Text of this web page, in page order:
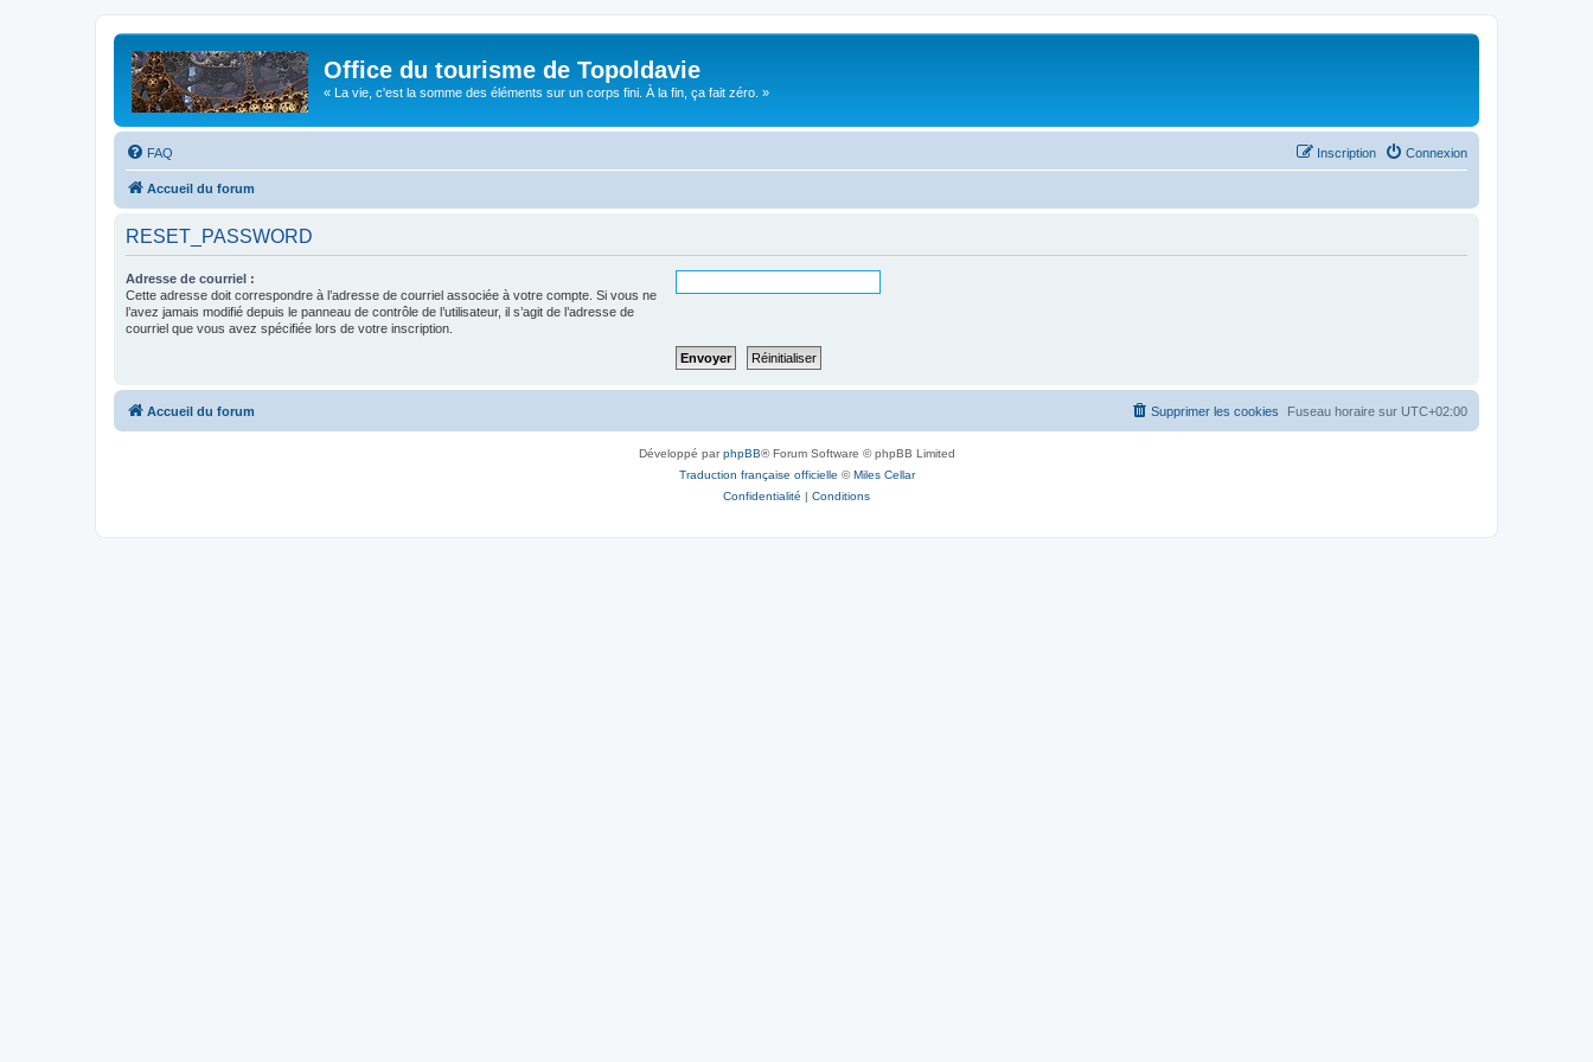
Office du tourisme de Topoldavie
« La vie, c'est la somme des éléments sur un corps fini. À la fin, ça fait zéro. »
FAQ Connexion
Inscription
Accueil du forum
RESET_PASSWORD
Adresse de courriel :
Cette adresse doit correspondre à l’adresse de courriel associée à votre compte. Si vous ne
l’avez jamais modifié depuis le panneau de contrôle de l’utilisateur, il s’agit de l’adresse de
courriel que vous avez spécifiée lors de votre inscription.
Accueil du forum Fuseau horaire sur UTC+02:00
Supprimer les cookies
Développé parphpBB® Forum Software © phpBB Limited
Traduction française officielle ©Miles Cellar
Confidentialité | Conditions